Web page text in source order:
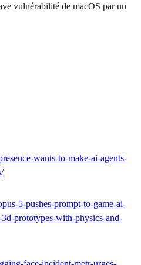
vulnérabilité de macOS par un
wants-to-make-ai-agents-
5-pushes-prompt-to-game-ai-
prototypes-with-physics-and-